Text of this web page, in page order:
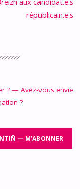
républicain.e.s
? — Avez-vous envie
?